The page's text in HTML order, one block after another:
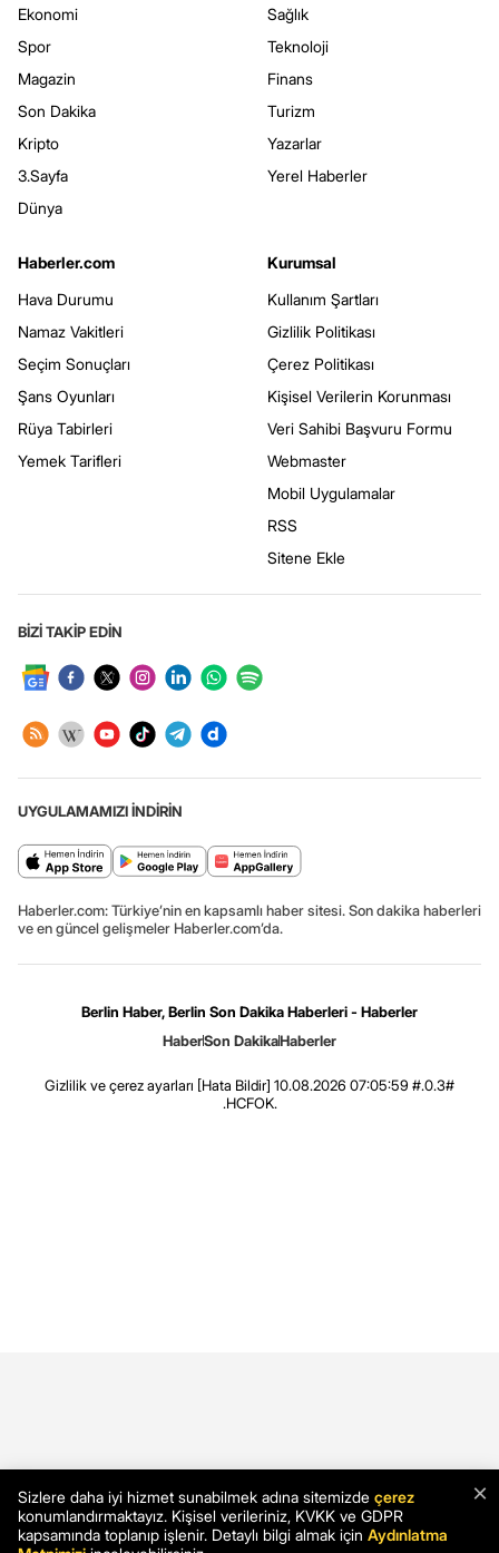
Ekonomi
Spor
Magazin
Son Dakika
Kripto
3.Sayfa
Dünya
Sağlık
Teknoloji
Finans
Turizm
Yazarlar
Yerel Haberler
Haberler.com
Hava Durumu
Namaz Vakitleri
Seçim Sonuçları
Şans Oyunları
Rüya Tabirleri
Yemek Tarifleri
Kurumsal
Kullanım Şartları
Gizlilik Politikası
Çerez Politikası
Kişisel Verilerin Korunması
Veri Sahibi Başvuru Formu
Webmaster
Mobil Uygulamalar
RSS
Sitene Ekle
BİZİ TAKİP EDİN
UYGULAMAMIZI İNDİRİN
Haberler.com: Türkiye’nin en kapsamlı haber sitesi. Son dakika haberleri
ve en güncel gelişmeler Haberler.com’da.
Berlin Haber, Berlin Son Dakika Haberleri - Haberler
HaberSon DakikaHaberler
Gizlilik ve çerez ayarları [Hata Bildir] 10.08.2026 07:05:59 #.0.3#
.HCFOK.
×
Sizlere daha iyi hizmet sunabilmek adına sitemizde çerez
konumlandırmaktayız. Kişisel verileriniz, KVKK ve GDPR
kapsamında toplanıp işlenir. Detaylı bilgi almak için Aydınlatma